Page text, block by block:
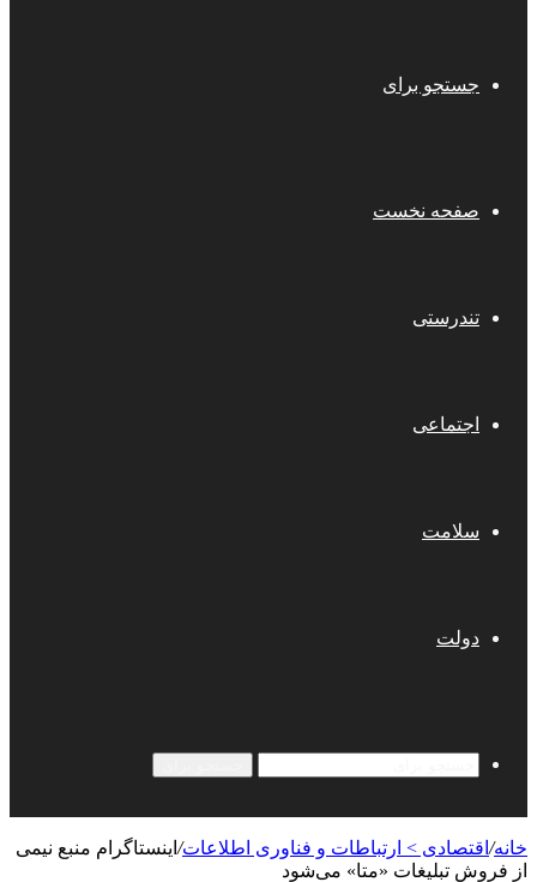
جستجو برای
صفحه نخست
تندرستی
اجتماعی
سلامت
دولت
خانه/ اقتصادی > ارتباطات و فناوری اطلاعات/ اینستاگرام منبع نیمی
از فروش تبلیغات «متا» می‌شود